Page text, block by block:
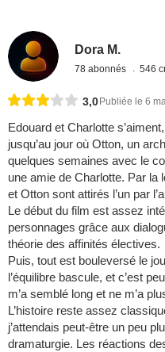
Dora M.
78 abonnés 546
3,0 Publiée le 6
Edouard et Charlotte
jusqu’au jour où Otton, un
quelques semaines avec le
une amie de Charlotte. Par la
et Otton sont attirés l’un par
Le début du film est assez
personnages grâce aux
théorie des affinités électives.
Puis, tout est bouleversé le
l’équilibre bascule, et c’est
m’a semblé long et ne m’a
L’histoire reste assez
j’attendais peut-être un peu
dramaturgie. Les réactions